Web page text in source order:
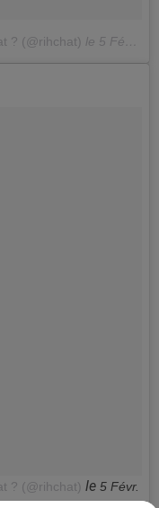
? (@rihchat) le 5 Févr. 2016 à 18h21 PST
? (@rihchat) le 5 Févr.